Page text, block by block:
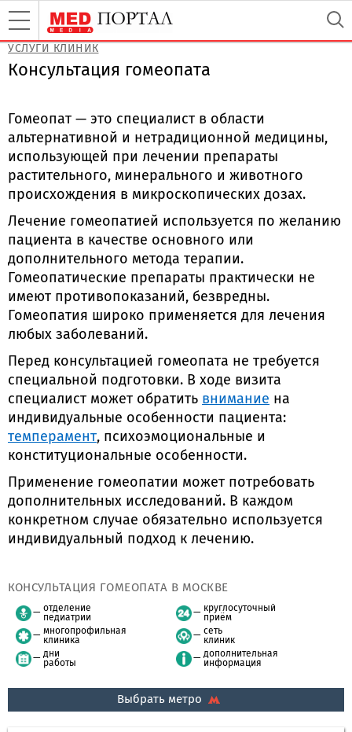
УСЛУГИ КЛИНИК
Консультация гомеопата
Гомеопат — это специалист в области
альтернативной и нетрадиционной медицины,
использующей при лечении препараты
растительного, минерального и животного
происхождения в микроскопических дозах.
Лечение гомеопатией используется по желанию
пациента в качестве основного или
дополнительного метода терапии.
Гомеопатические препараты практически не
имеют противопоказаний, безвредны.
Гомеопатия широко применяется для лечения
любых заболеваний.
Перед консультацией гомеопата не требуется
специальной подготовки. В ходе визита
специалист может обратить внимание на
индивидуальные особенности пациента:
темперамент, психоэмоциональные и
конституциональные особенности.
Применение гомеопатии может потребовать
дополнительных исследований. В каждом
конкретном случае обязательно используется
индивидуальный подход к лечению.
КОНСУЛЬТАЦИЯ ГОМЕОПАТА В МОСКВЕ
отделение
педиатрии
многопрофильная
клиника
дни
работы
круглосуточный
приём
сеть
клиник
дополнительная
информация
Выбрать метро